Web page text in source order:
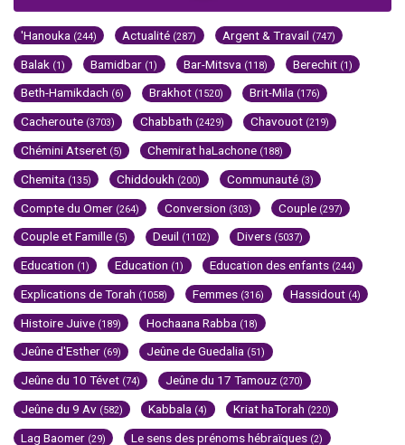
'Hanouka (244) Actualité (287) Argent & Travail (747)
Balak (1) Bamidbar (1) Bar-Mitsva (118) Berechit (1)
Beth-Hamikdach (6) Brakhot (1520) Brit-Mila (176)
Cacheroute (3703) Chabbath (2429) Chavouot (219)
Chémini Atseret (5) Chemirat haLachone (188)
Chemita (135) Chiddoukh (200) Communauté (3)
Compte du Omer (264) Conversion (303) Couple (297)
Couple et Famille (5) Deuil (1102) Divers (5037)
Education (1) Education (1) Education des enfants (244)
Explications de Torah (1058) Femmes (316) Hassidout (4)
Histoire Juive (189) Hochaana Rabba (18)
Jeûne d'Esther (69) Jeûne de Guedalia (51)
Jeûne du 10 Tévet (74) Jeûne du 17 Tamouz (270)
Jeûne du 9 Av (582) Kabbala (4) Kriat haTorah (220)
Lag Baomer (29) Le sens des prénoms hébraïques (2)